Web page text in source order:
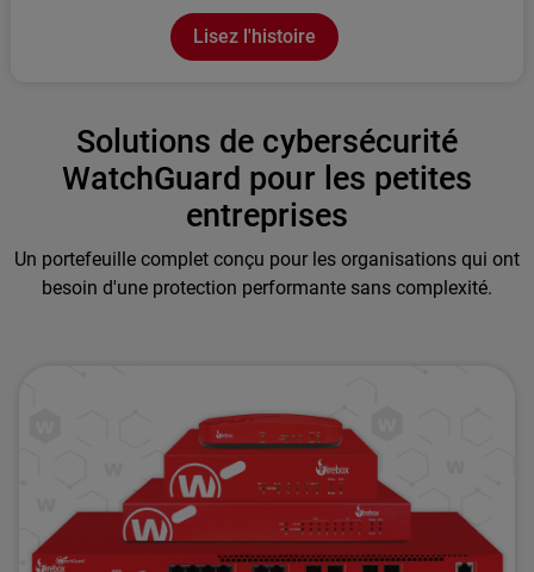
Lisez l'histoire
Solutions de cybersécurité
WatchGuard pour les petites
entreprises
Un portefeuille complet conçu pour les organisations qui ont
besoin d'une protection performante sans complexité.